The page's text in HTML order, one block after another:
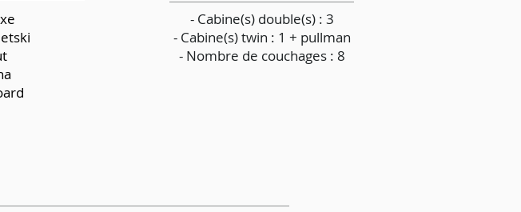
- Cabine(s) double(s) : 3
- Cabine(s) twin : 1 + pullman
- Nombre de couchages : 8